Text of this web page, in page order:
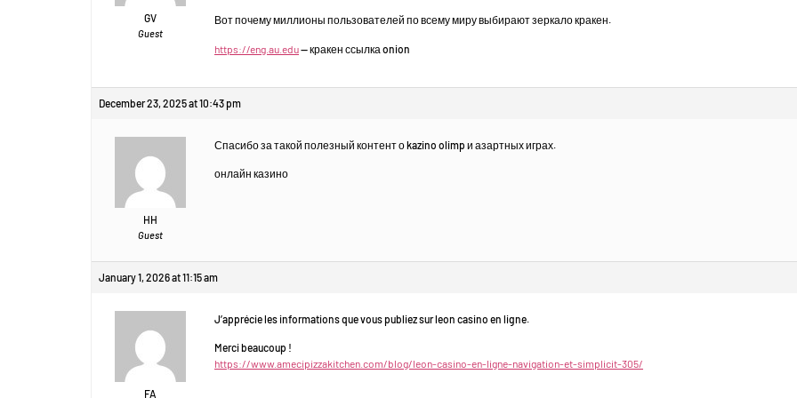
GV
Guest
Вот почему миллионы пользователей по всему миру выбирают зеркало кракен.
https://eng.au.edu— кракен ссылка onion
December 23, 2025 at 10:43 pm
HH
Guest
Спасибо за такой полезный контент о kazino olimp и азартных играх.
онлайн казино
January 1, 2026 at 11:15 am
FA
J’apprécie les informations que vous publiez sur leon casino en ligne.
Merci beaucoup !
https://www.amecipizzakitchen.com/blog/leon-casino-en-ligne-navigation-et-simplicit-305/